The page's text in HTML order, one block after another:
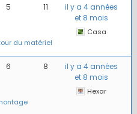
du matériel
5 11
il y a 4 années
et 8 mois
Casa
6 8
il y a 4 années
et 8 mois
Hexar